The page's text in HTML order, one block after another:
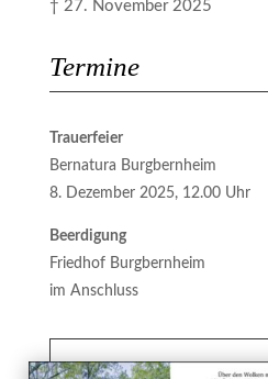
† 27. November 2025
Termine
Trauerfeier
Bernatura Burgbernheim
8. Dezember 2025, 12.00 Uhr
Beerdigung
Friedhof Burgbernheim
im Anschluss